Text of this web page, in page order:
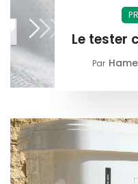
Le tester
Par